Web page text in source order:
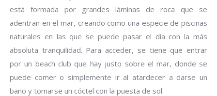
está formada por grandes láminas de roca que se
adentran en el mar, creando como una especie de piscinas
naturales en las que se puede pasar el día con la más
absoluta tranquilidad. Para acceder, se tiene que entrar
por un beach club que hay justo sobre el mar, donde se
puede comer o simplemente ir al atardecer a darse un
baño y tomarse un cóctel con la puesta de sol.